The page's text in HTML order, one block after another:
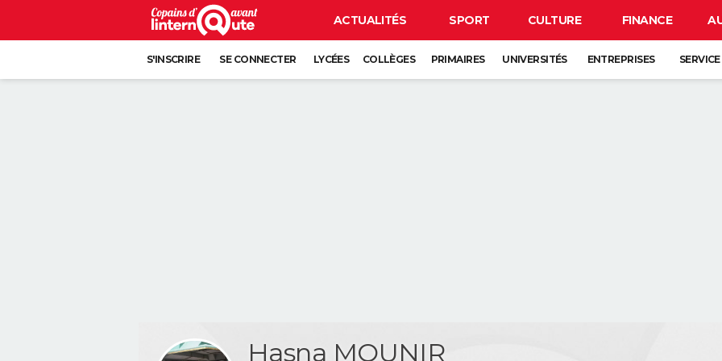
ACTUALITÉS SPORT CULTURE FINANCE
S'INSCRIRE SE CONNECTER LYCÉES COLLÈGES PRIMAIRES UNIVERSITÉS ENTREPRISES
Hasna MOUNIR